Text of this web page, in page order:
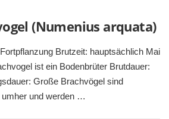
(Numenius arquata)
Brutzeit: hauptsächlich Mai
ist ein Bodenbrüter Brutdauer:
Große Brachvögel sind
umher und werden …